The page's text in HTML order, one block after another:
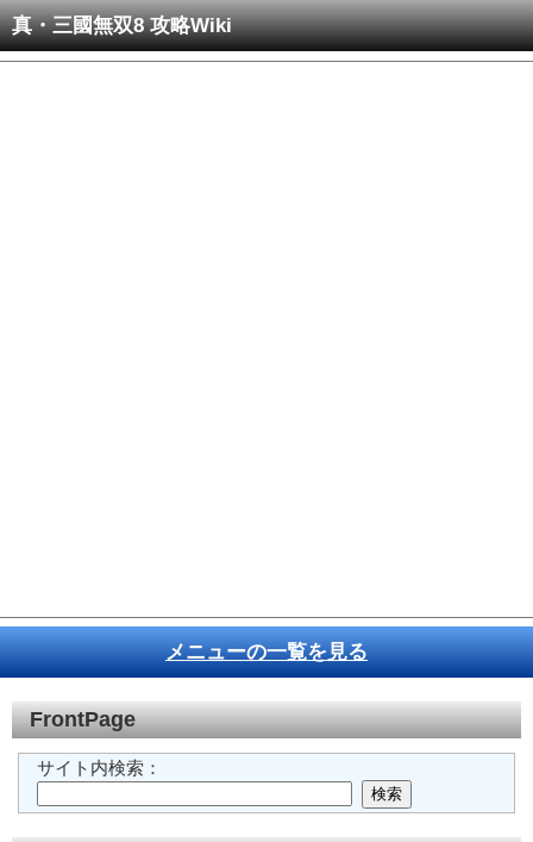
真・三國無双8 攻略Wiki
メニューの一覧を見る
FrontPage
サイト内検索：